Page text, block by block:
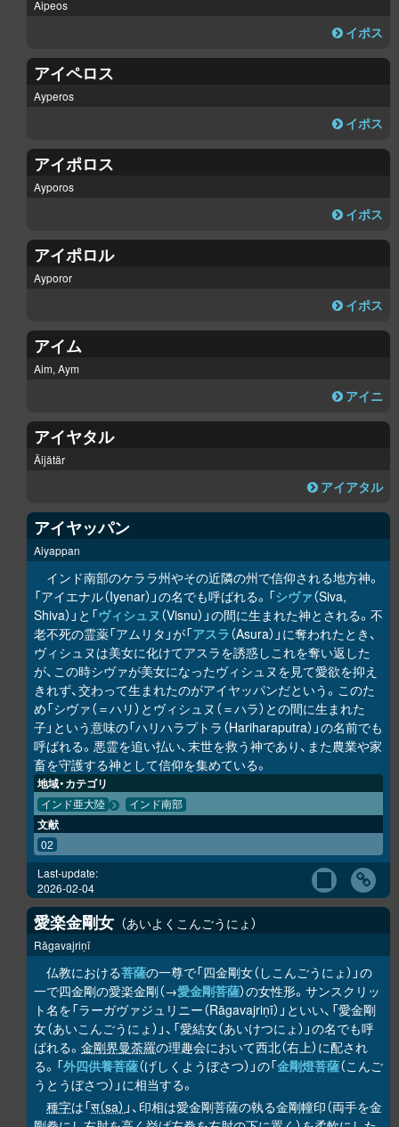
Aipeos
イポス
アイペロス
Ayperos
イポス
アイポロス
Ayporos
イポス
アイポロル
Ayporor
イポス
アイム
Aim, Aym
アイニ
アイヤタル
Äijätär
アイアタル
アイヤッパン
Aiyappan
インド南部のケララ州やその近隣の州で信仰される地方神。
「アイエナル（Iyenar）」の名でも呼ばれる。「シヴァ（Siva,
Shiva）」と「ヴィシュヌ （Visnu）」の間に生まれた神とされる。不
老不死の霊薬「アムリタ」が「アスラ （Asura）」に奪われたとき、
ヴィシュヌは美女に化けてアスラを誘惑しこれを奪い返した
が、この時シヴァが美女になったヴィシュヌを見て愛欲を抑え
きれず、交わって生まれたのがアイヤッパンだという。このた
め「シヴァ（＝ハリ）とヴィシュヌ（＝ハラ）との間に生まれた
子」という意味の「ハリハラプトラ（Hariharaputra）」の名前でも
呼ばれる。悪霊を追い払い、末世を救う神であり、また農業や家
畜を守護する神として信仰を集めている。
地域・カテゴリ
インド亜大陸 インド南部
文献
02
Last-update:
2026-02-04
愛楽金剛女 あいよくこんごうにょ
Rāgavajriṇī
仏教における菩薩の一尊で「四金剛女（しこんごうにょ）」の
一で四金剛の愛楽金剛（→愛金剛菩薩）の女性形。サンスクリッ
ト名を「ラーガヴァジュリニー（Rāgavajriṇī）」といい、「愛金剛
女（あいこんごうにょ）」、「愛結女（あいけつにょ）」の名でも呼
ばれる。 金剛界曼荼羅の理趣会において西北（右上）に配され
る。「外四供養菩薩（げしくようぼさつ）」の「金剛燈菩薩（こんご
うとうぼさつ）」に相当する。
種字は「स（sa） 」、印相は愛金剛菩薩の執る金剛幢印（両手を金